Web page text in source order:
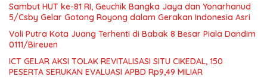
Sambut HUT ke-81 RI, Geuchik Bangka Jaya dan Yonarhanud
5/Csby Gelar Gotong Royong dalam Gerakan Indonesia Asri
Voli Putra Kota Juang Terhenti di Babak 8 Besar Piala Dandim
0111/Bireuen
ICT GELAR AKSI TOLAK REVITALISASI SITU CIKEDAL, 150
PESERTA SERUKAN EVALUASI APBD Rp9,49 MILIAR